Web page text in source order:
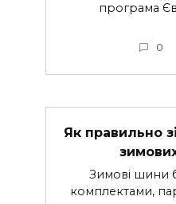
програма
0
Як правильно
Зимові шини
комплектами,